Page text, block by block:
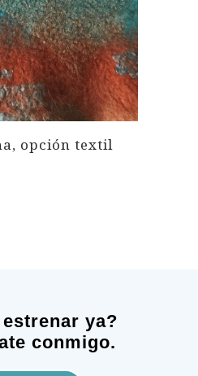
opción textil
ya?
conmigo.